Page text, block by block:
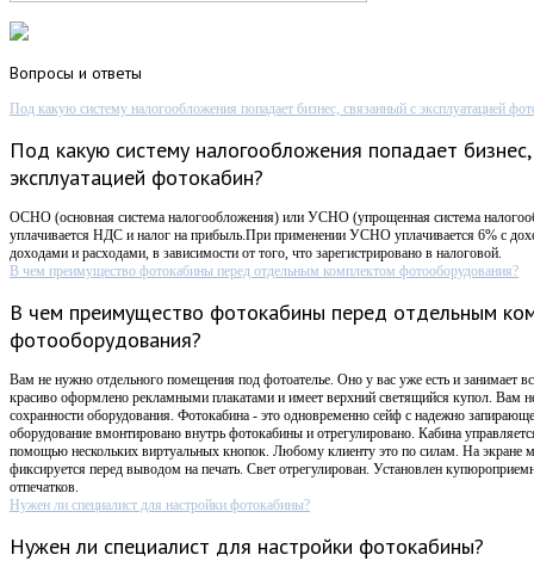
Вопросы и ответы
Под какую систему налогообложения попадает бизнес, связанный с эксплуатацией
Под какую систему налогообложения попадает
эксплуатацией фотокабин?
ОСНО (основная система налогообложения) или УСНО (упрощенная система
уплачивается НДС и налог на прибыль.При применении УСНО уплачивается 6% с
доходами и расходами, в зависимости от того, что зарегистрировано в налоговой.
В чем преимущество фотокабины перед отдельным комплектом фотооборудования?
В чем преимущество фотокабины перед отдельным
фотооборудования?
Вам не нужно отдельного помещения под фотоателье. Оно у вас уже есть и занимает
красиво оформлено рекламными плакатами и имеет верхний светящийся купол. Вам
сохранности оборудования. Фотокабина - это одновременно сейф с надежно
оборудование вмонтировано внутрь фотокабины и отрегулировано. Кабина
помощью нескольких виртуальных кнопок. Любому клиенту это по силам. На экране
фиксируется перед выводом на печать. Свет отрегулирован. Установлен
отпечатков.
Нужен ли специалист для настройки фотокабины?
Нужен ли специалист для настройки фотокабины?